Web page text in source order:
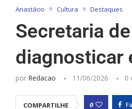
Anastácio Cultura Destaques
Secretaria
diagnosticar
por Redacao 11/06/2026 0
COMPARTILHE 0